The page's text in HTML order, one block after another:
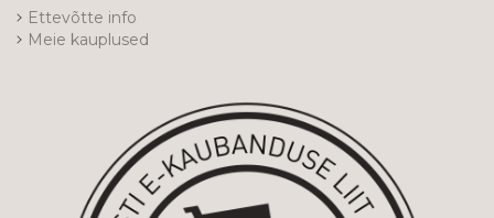
Ettevõtte info
Meie kauplused